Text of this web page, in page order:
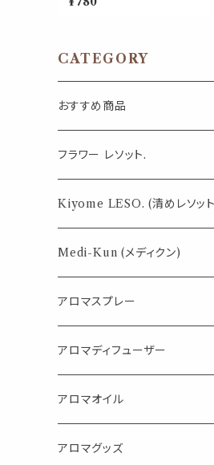
く華やかな 女性 ポータブル ノ
製 女性 ギフト プレゼント
CATEGORY
おすすめ商品
気になる虫対策に
薄荷の香りで体感温度-4℃ !?
パロサント
フラワー レソット.
Kiyome LESO. (清めレソッ
Medi-Kun (メディクン)
アロマスプレー
目的で選ぶ
蒸し暑い夏やリフレッシュに
消臭に（用途：空間や衣服）
FLOWER LESO. フラワレソッ
Kiyome LESO. キヨメ レソッ
アロマディフューザー
アロマオイル
エッセンシャルオイル
アロマグッズ